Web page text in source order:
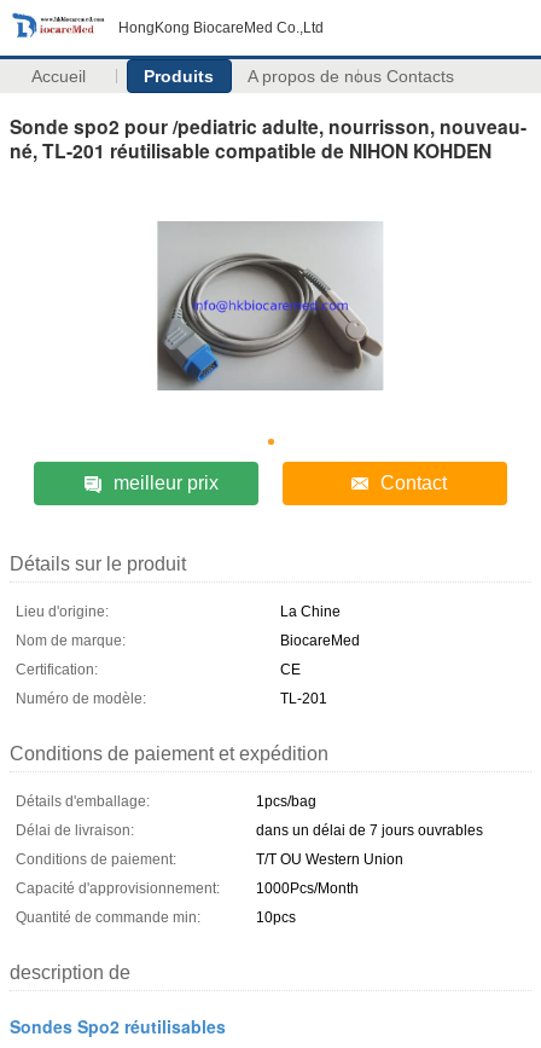
HongKong BiocareMed Co.,Ltd
Accueil Produits A propos de nous Contacts
Sonde spo2 pour /pediatric adulte, nourrisson, nouveau-
né, TL-201 réutilisable compatible de NIHON KOHDEN
meilleur prix Contact
Détails sur le produit
Lieu d'origine:
La Chine
Nom de marque:
BiocareMed
Certification:
CE
Numéro de modèle:
TL-201
Conditions de paiement et expédition
Détails d'emballage:
1pcs/bag
Délai de livraison:
dans un délai de 7 jours ouvrables
Conditions de paiement:
T/T OU Western Union
Capacité d'approvisionnement:
1000Pcs/Month
Quantité de commande min:
10pcs
description de
Sondes Spo2 réutilisables